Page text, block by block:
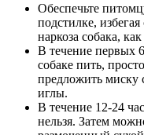
Обеспечьте
подстилке,
наркоза собака,
В течение первых
собаке пить,
предложить миску
иглы.
В течение 12-24
нельзя. Затем